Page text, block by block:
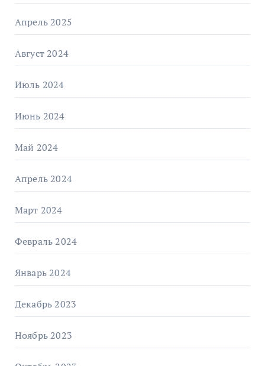
Апрель 2025
Август 2024
Июль 2024
Июнь 2024
Май 2024
Апрель 2024
Март 2024
Февраль 2024
Январь 2024
Декабрь 2023
Ноябрь 2023